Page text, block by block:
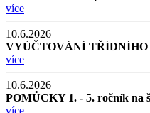
více
10.6.2026
VYÚČTOVÁNÍ TŘÍDNÍHO
více
10.6.2026
POMŮCKY 1. - 5. ročník na
více